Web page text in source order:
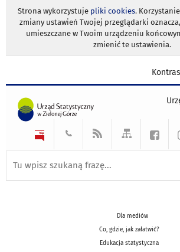
Strona wykorzystuje pliki cookies.
zmiany ustawień Twojej przeglądarki
umieszczane w Twoim urządzeniu
zmienić te ustawienia.
Dla mediów
Co, gdzie, jak załatwić?
Edukacja statystyczna